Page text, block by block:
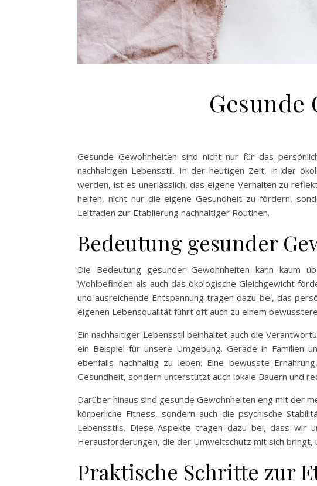
Gesunde
Gesunde Gewohnheiten sind nicht nur für das
nachhaltigen Lebensstil. In der heutigen Zeit, in der
werden, ist es unerlässlich, das eigene Verhalten zu
helfen, nicht nur die eigene Gesundheit zu fördern,
Leitfaden zur Etablierung nachhaltiger Routinen.
Bedeutung gesunder
Die Bedeutung gesunder Gewohnheiten kann kaum
Wohlbefinden als auch das ökologische Gleichgewicht
und ausreichende Entspannung tragen dazu bei, das
eigenen Lebensqualität führt oft auch zu einem
Ein nachhaltiger Lebensstil beinhaltet auch die
ein Beispiel für unsere Umgebung. Gerade in Familien
ebenfalls nachhaltig zu leben. Eine bewusste
Gesundheit, sondern unterstützt auch lokale Bauern und
Darüber hinaus sind gesunde Gewohnheiten eng mit der
körperliche Fitness, sondern auch die psychische
Lebensstils. Diese Aspekte tragen dazu bei, dass wir
Herausforderungen, die der Umweltschutz mit sich
Praktische Schritte zur